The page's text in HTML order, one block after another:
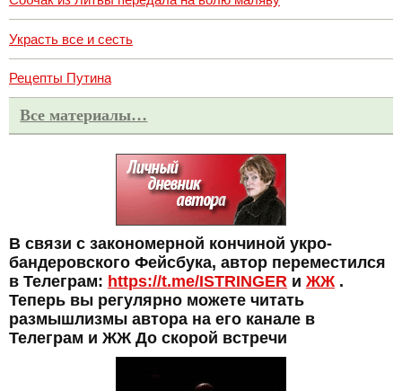
Украсть все и сесть
Рецепты Путина
Все материалы…
В связи с закономерной кончиной укро-
бандеровского Фейсбука, автор переместился
в Телеграм: https://t.me/ISTRINGER и ЖЖ .
Теперь вы регулярно можете читать
размышлизмы автора на его канале в
Телеграм и ЖЖ До скорой встречи